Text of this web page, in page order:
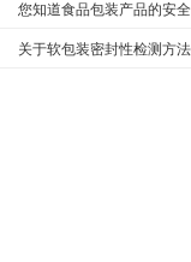
您知道食品包装产品的安
吗？关于软包装密封性检测方